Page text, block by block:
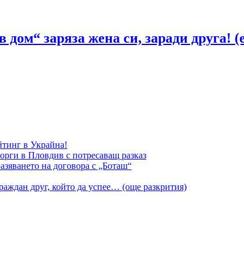
заряза жена си, заради
в Украйна!
в Пловдив с потресаващ разказ
на договора с „Боташ“
друг, който да успее… (още разкрития)